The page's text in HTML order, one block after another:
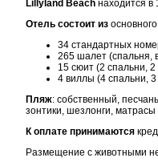
Lillyland Beach находится в
Отель состоит из
34 стандартных
265 шалет (спальня,
15 сюит (2 спальни,
4 виллы (4 спальни,
Пляж: собственный,
зонтики, шезлонги,
К оплате принимаются
Размещение с животными